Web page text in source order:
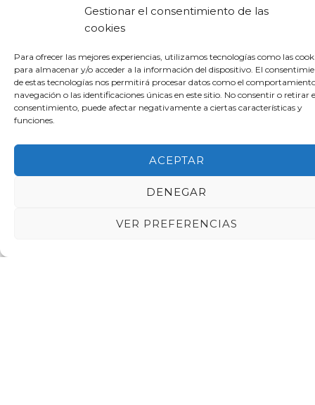
Gestionar el consentimiento de las
cookies
Para ofrecer las mejores experiencias, utilizamos tecnologías como las
para almacenar y/o acceder a la información del dispositivo. El
de estas tecnologías nos permitirá procesar datos como el
navegación o las identificaciones únicas en este sitio. No consentir o retirar
consentimiento, puede afectar negativamente a ciertas características y
funciones.
ACEPTAR
DENEGAR
VER PREFERENCIAS
1/4